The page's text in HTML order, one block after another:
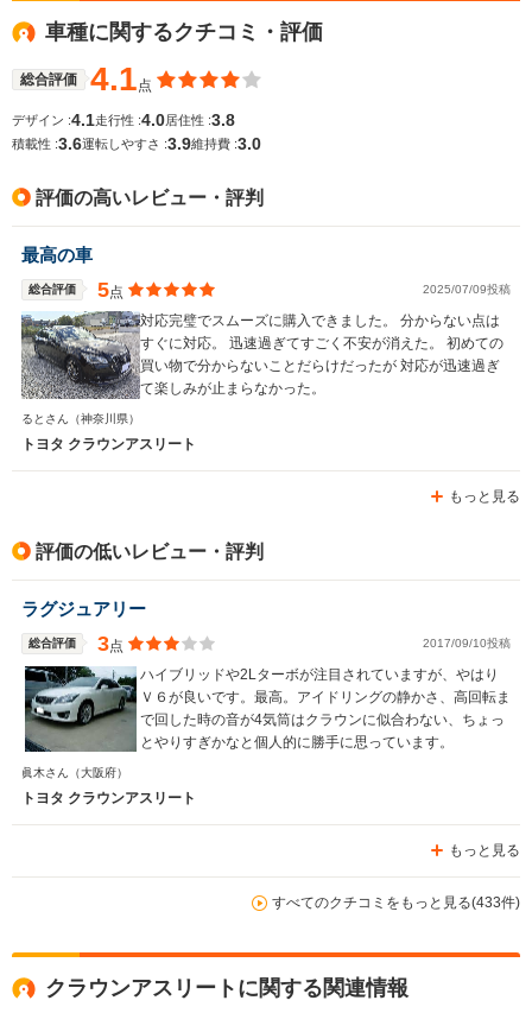
WLTCモード
燃費
車種に関するクチコミ・評価
総合評価 4.1 点
デザイン :4.1走行性 :4.0居住性 :3.8
積載性 :3.6運転しやすさ :3.9維持費 :3.0
評価の高いレビュー・評判
最高の車
総合評価 5点 2025/07/09投稿
対応完璧でスムーズに購入できました。 分からない点は
すぐに対応。 迅速過ぎてすごく不安が消えた。 初めての
買い物で分からないことだらけだったが 対応が迅速過ぎ
て楽しみが止まらなかった。
るとさん （神奈川県）
トヨタ クラウンアスリート
もっと見る
評価の低いレビュー・評判
ラグジュアリー
総合評価 3点 2017/09/10投稿
ハイブリッドや2Lターボが注目されていますが、やはり
Ｖ６が良いです。最高。アイドリングの静かさ、高回転ま
で回した時の音が4気筒はクラウンに似合わない、ちょっ
とやりすぎかなと個人的に勝手に思っています。
眞木さん （大阪府）
トヨタ クラウンアスリート
もっと見る
すべてのクチコミをもっと見る(433件)
クラウンアスリートに関する関連情報